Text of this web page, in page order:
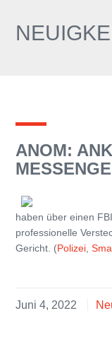
ANOM:
haben über einen
professionelle
Gericht. (Polizei
Juni 4, 2022